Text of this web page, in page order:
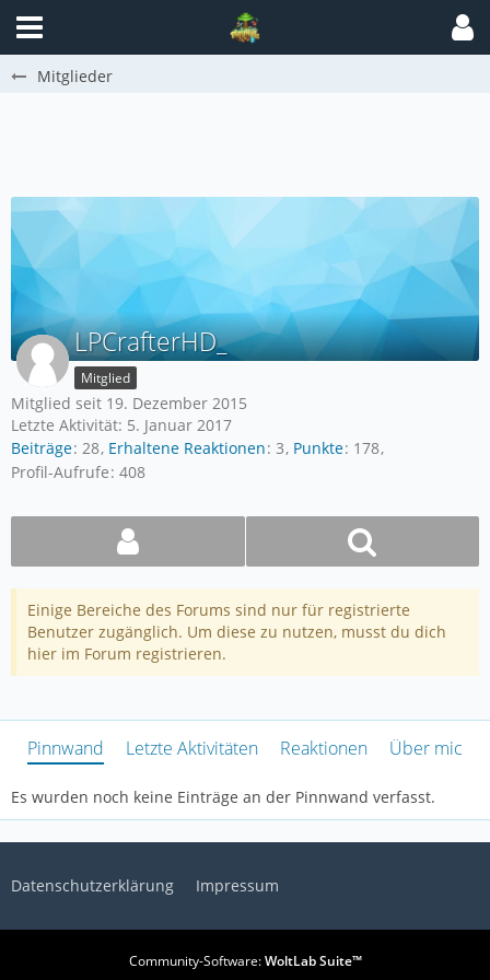
Mitglieder
LPCrafterHD_
Mitglied
Mitglied seit 19. Dezember 2015
Letzte Aktivität: 5. Januar 2017
Beiträge 28 Erhaltene Reaktionen 3 Punkte 178
Profil-Aufrufe 408
Einige Bereiche des Forums sind nur für registrierte
Benutzer zugänglich. Um diese zu nutzen, musst du dich
hier im Forum registrieren.
Pinnwand Letzte Aktivitäten Reaktionen Über mich
Es wurden noch keine Einträge an der Pinnwand verfasst.
Datenschutzerklärung Impressum
Community-Software:WoltLab Suite™